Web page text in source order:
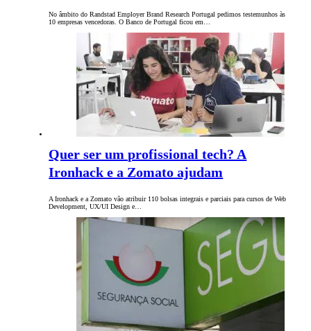
No âmbito do Randstad Employer Brand Research Portugal pedimos testemunhos às
10 empresas vencedoras. O Banco de Portugal ficou em…
Quer ser um profissional tech? A
Ironhack e a Zomato ajudam
A Ironhack e a Zomato vão atribuir 110 bolsas integrais e parciais para cursos de Web
Development, UX/UI Design e…